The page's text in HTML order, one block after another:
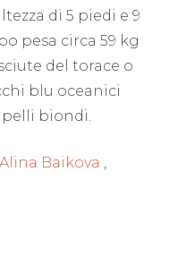
di 5 piedi e 9
pesa circa 59 kg
del torace o
blu oceanici
biondi.
Alina Baikova